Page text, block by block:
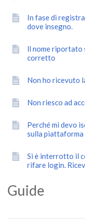
In fase di
dove insegno.
ll nome riportato
corretto
Non ho ricevuto
Non riesco ad
Perché mi devo
sulla piattaforma
Si è interrotto il
rifare login.
Guide